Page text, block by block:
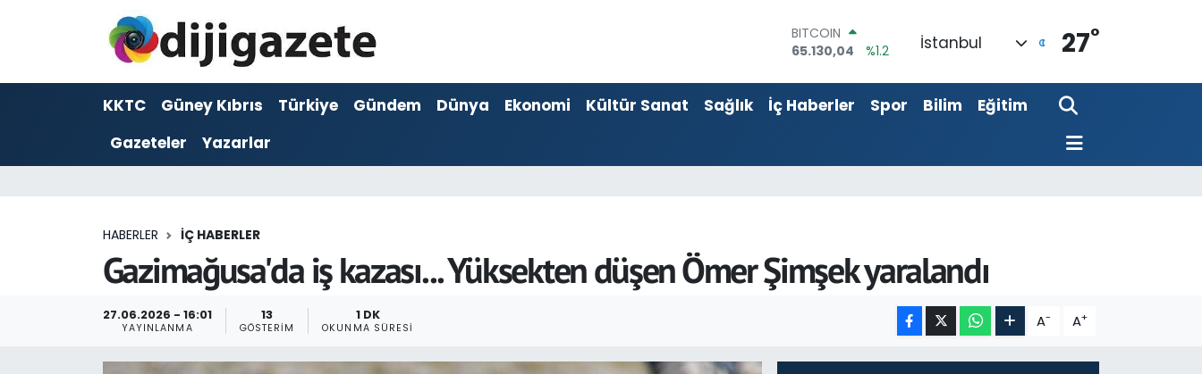
BITCOIN
65.130,04
%1.2
47,7106
%0.17
EURO
İstanbul 27°
KKTC Güney Kıbrıs Türkiye Gündem Dünya Ekonomi Kültür Sanat Sağlık İç Haberler Spor Bilim
Eğitim
Gazeteler
Yazarlar
HABERLER İÇ HABERLER
Gazimağusa'da iş kazası... Yüksekten düşen Ömer Şimşek yaralandı
27.06.2026 - 16:01
YAYINLANMA
13
GÖSTERIM
1 DK
OKUNMA SÜRESI A- A+
ADVERTORIAL
Dijigazete
Hava Durumu
Trafik Durumu
Son Dakika Haberleri